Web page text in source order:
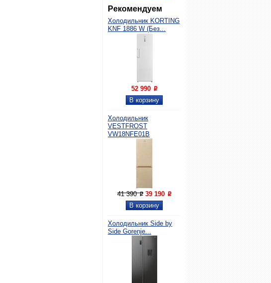
Рекомендуем
Холодильник KORTING
KNF 1886 W (Без...
52 990 P
Холодильник
VESTFROST
VW18NFE01B
41 390P 39 190 P
Холодильник Side by
Side Gorenje...